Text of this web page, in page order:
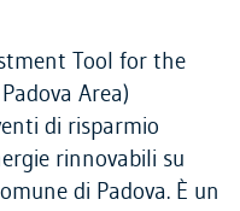
Tool for the
Area)
di risparmio
rinnovabili su
di Padova. È un